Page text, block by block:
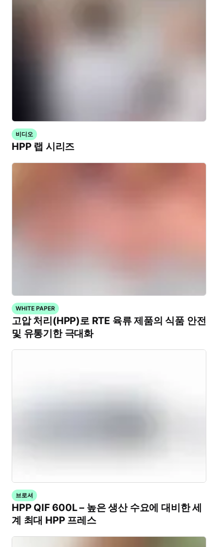
비디오
HPP 랩 시리즈
WHITE PAPER
고압 처리(HPP)로 RTE 육류 제품의 식품 안전
및 유통기한 극대화
브로셔
HPP QIF 600L – 높은 생산 수요에 대비한 세
계 최대 HPP 프레스